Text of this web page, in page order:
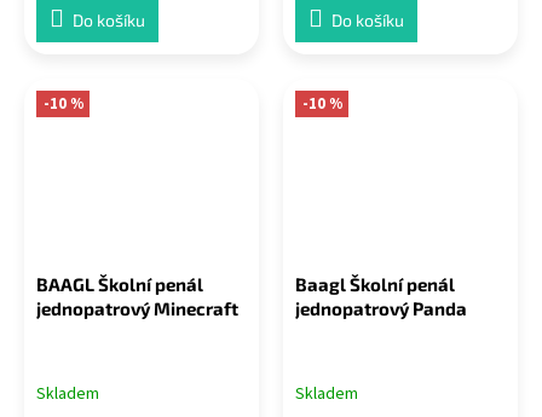
Do košíku
Do košíku
-10 %
BAAGL Školní penál
jednopatrový Minecraft
Skladem
-10 %
Baagl Školní penál
jednopatrový Panda
Skladem